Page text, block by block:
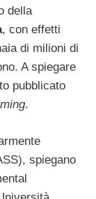
della
, con effetti
di milioni di
A spiegare
pubblicato
.
spiegano